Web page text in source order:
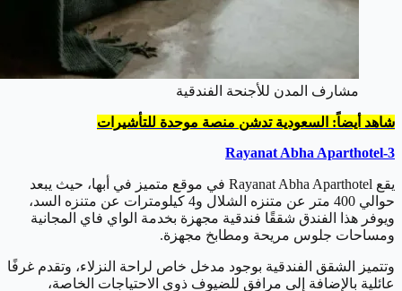
مشارف المدن للأجنحة الفندقية
شاهد أيضاً: السعودية تدشن منصة موحدة للتأشيرات
3-Rayanat Abha Aparthotel
يقع Rayanat Abha Aparthotel في موقع متميز في أبها، حيث يبعد
حوالي 400 متر عن متنزه الشلال و4 كيلومترات عن متنزه السد،
ويوفر هذا الفندق شققًا فندقية مجهزة بخدمة الواي فاي المجانية
ومساحات جلوس مريحة ومطابخ مجهزة.
وتتميز الشقق الفندقية بوجود مدخل خاص لراحة النزلاء، وتقدم غرفًا
عائلية بالإضافة إلى مرافق للضيوف ذوي الاحتياجات الخاصة،